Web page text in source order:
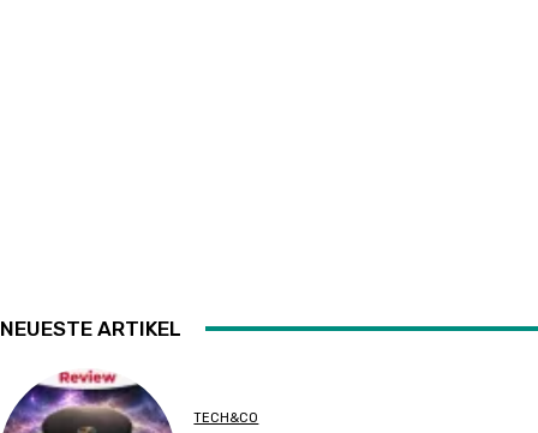
NEUESTE ARTIKEL
TECH&CO